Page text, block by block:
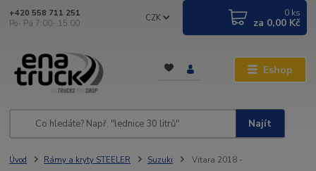
Eshop
CZK
Najít
+420 558 711 251
Po- Pá 7:00- 15:00
0 ks
za 0,00 Kč
Úvod Rámy a kryty STEELER Suzuki Vitara 2018 -